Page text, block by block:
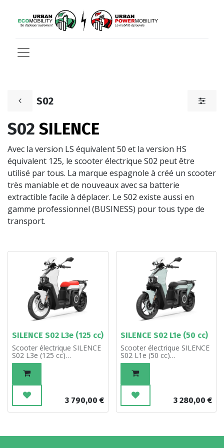
S02
S02 SILENCE
Avec la version LS équivalent 50 et la version HS
équivalent 125, le scooter électrique S02 peut être
utilisé par tous. La marque espagnole à créé un scooter
très maniable et de nouveaux avec sa batterie
extractible facile à déplacer. Le S02 existe aussi en
gamme professionnel (BUSINESS) pour tous type de
transport.
SILENCE S02 L3e (125 cc)
Scooter électrique SILENCE
S02 L3e (125 cc)
Batterie 5,6 kWh //
Accélération 4.65 secondes
// Vitesse maximale 85
km/h // Moteur 4 kW (6,3
kW max) // Chargeur 600 W,
connecteur de type SCUKO
// Durée de charge 7-9
Poids du véhicule 91 kg //
3 790,00 €
SILENCE S02 L1e (50 cc)
Scooter électrique SILENCE
S02 L1e (50 cc)
Batterie 5,6 kWh //
Accélération 9.68 secondes
// Vitesse maximale 50
km/h // Moteur 2 kW (2,9
kW max) // Chargeur 600 W,
connecteur de type SCUKO
// Durée de charge 7-9
Poids du véhicule 91 kg //
3 280,00 €